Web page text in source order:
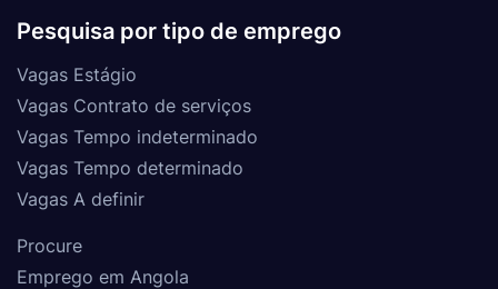
Pesquisa por tipo de emprego
Vagas Estágio
Vagas Contrato de serviços
Vagas Tempo indeterminado
Vagas Tempo determinado
Vagas A definir
Procure
Emprego em Angola